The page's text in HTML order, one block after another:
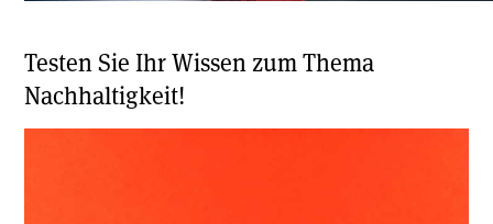
Testen Sie Ihr Wissen zum Thema
Nachhaltigkeit!